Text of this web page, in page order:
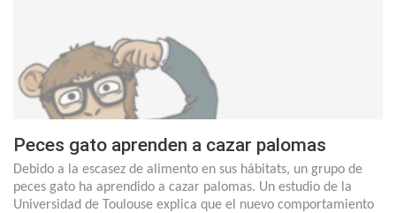
Peces gato aprenden a cazar palomas
Debido a la escasez de alimento en sus hábitats, un grupo de
peces gato ha aprendido a cazar palomas. Un estudio de la
Universidad de Toulouse explica que el nuevo comportamiento